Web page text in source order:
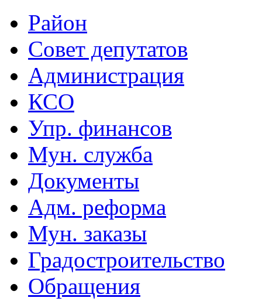
Район
Совет депутатов
Администрация
КСО
Упр. финансов
Мун. служба
Документы
Адм. реформа
Мун. заказы
Градостроительство
Обращения